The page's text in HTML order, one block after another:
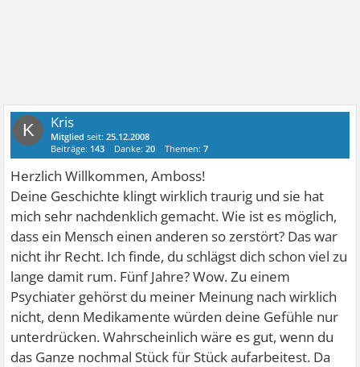
K Kris
Mitglied seit:25.12.2008
Beiträge: 143 Danke:20 Themen:7
Herzlich Willkommen, Amboss!
Deine Geschichte klingt wirklich traurig und sie hat
mich sehr nachdenklich gemacht. Wie ist es möglich,
dass ein Mensch einen anderen so zerstört? Das war
nicht ihr Recht. Ich finde, du schlägst dich schon viel zu
lange damit rum. Fünf Jahre? Wow. Zu einem
Psychiater gehörst du meiner Meinung nach wirklich
nicht, denn Medikamente würden deine Gefühle nur
unterdrücken. Wahrscheinlich wäre es gut, wenn du
das Ganze nochmal Stück für Stück aufarbeitest. Da